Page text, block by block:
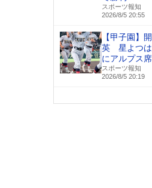
スポーツ報知
2026/8/5 20:55
【甲子園】
英 星よつは
にアルプス
スポーツ報知
2026/8/5 20:19